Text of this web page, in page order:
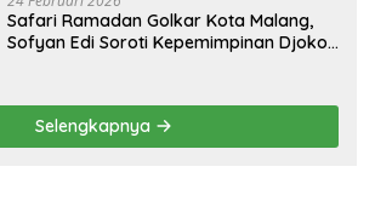
Safari Ramadan Golkar Kota Malang,
Sofyan Edi Soroti Kepemimpinan Djoko
Selengkapnya